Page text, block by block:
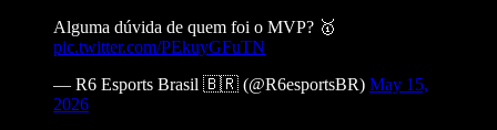
Alguma dúvida de quem foi o MVP? 🥇
pic.twitter.com/PEkuyGFuTN
— R6 Esports Brasil 🇧🇷 (@R6esportsBR) May 15,
2026